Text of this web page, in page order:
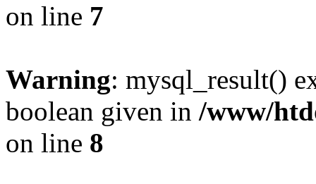
on line 7
Warning: mysql_result()
boolean given in /www/
on line 8